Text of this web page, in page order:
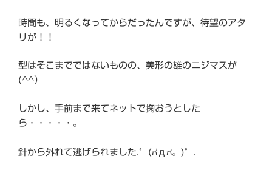
時間も、明るくなってからだったんですが、待望のアタ
リが！！
型はそこまでではないものの、美形の雄のニジマスが
(^^）
しかし、手前まで来てネットで掬おうとした
ら・・・・・。
針から外れて逃げられました.°(ಗдಗ。)°.